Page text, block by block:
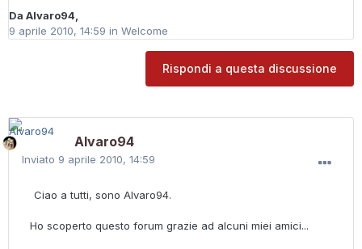
Da Alvaro94,
9 aprile 2010, 14:59 in Welcome
Rispondi a questa discussione
Alvaro94
Inviato 9 aprile 2010, 14:59
Ciao a tutti, sono Alvaro94.
Ho scoperto questo forum grazie ad alcuni miei amici...